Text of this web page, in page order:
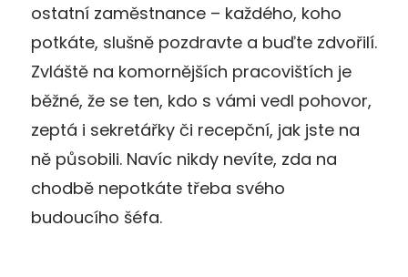
ostatní zaměstnance – každého, koho
potkáte, slušně pozdravte a buďte zdvořilí.
Zvláště na komornějších pracovištích je
běžné, že se ten, kdo s vámi vedl pohovor,
zeptá i sekretářky či recepční, jak jste na
ně působili. Navíc nikdy nevíte, zda na
chodbě nepotkáte třeba svého
budoucího šéfa.